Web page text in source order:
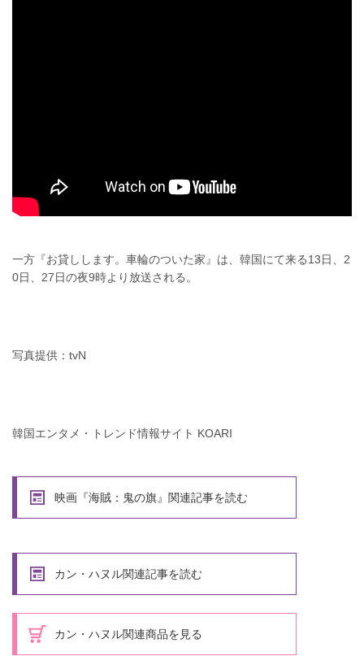
一方『お貸しします。車輪のついた家』は、韓国にて来る13日、2
0日、27日の夜9時より放送される。
写真提供：tvN
韓国エンタメ・トレンド情報サイト KOARI
映画『海賊：鬼の旗』関連記事を読む
カン・ハヌル関連記事を読む
カン・ハヌル関連商品を見る